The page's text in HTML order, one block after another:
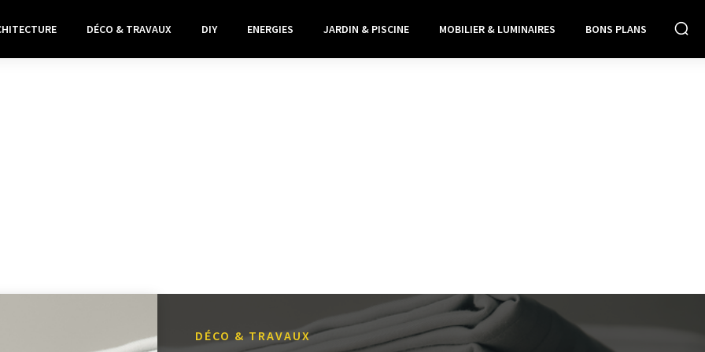
DÉCO & TRAVAUX DIY ENERGIES JARDIN & PISCINE MOBILIER & LUMINAIRES BONS PLANS
DÉCO & TRAVAUX